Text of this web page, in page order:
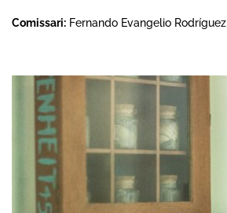
Comissari: Fernando Evangelio Rodríguez